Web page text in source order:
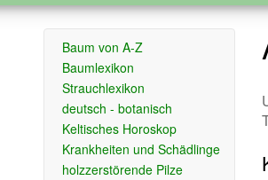
Baum von A-Z
Baumlexikon
Strauchlexikon
deutsch - botanisch
Keltisches Horoskop
Krankheiten und Schädlinge
holzzerstörende Pilze